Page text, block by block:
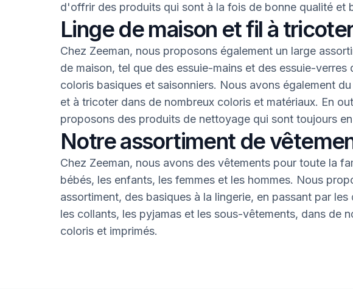
d'offrir des produits qui sont à la fois de bonne qualité et
Linge de maison et fil à
Chez Zeeman, nous proposons également un large
de maison, tel que des essuie-mains et des essuie-verres
coloris basiques et saisonniers. Nous avons également
et à tricoter dans de nombreux coloris et matériaux. En
proposons des produits de nettoyage qui sont toujours
Notre assortiment de
Chez Zeeman, nous avons des vêtements pour toute la
bébés, les enfants, les femmes et les hommes. Nous
assortiment, des basiques à la lingerie, en passant par les
les collants, les pyjamas et les sous-vêtements, dans de
coloris et imprimés.